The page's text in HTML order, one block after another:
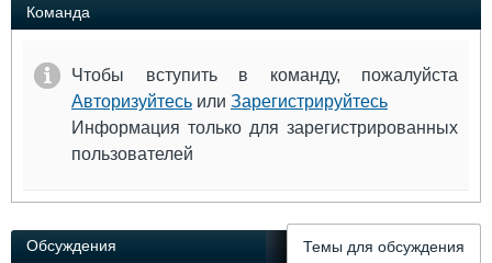
Команда
Чтобы вступить в команду, пожалуйста
Авторизуйтесь или Зарегистрируйтесь
Информация только для зарегистрированных
пользователей
Обсуждения Темы для обсуждения